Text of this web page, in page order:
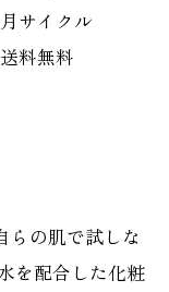
サイクル
料無料
らの肌で試しな
を配合した化粧